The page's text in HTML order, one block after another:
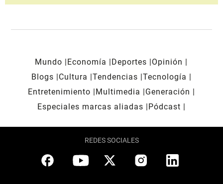
Mundo Economía Deportes
Opinión
Blogs
Cultura Tendencias Tecnología
Entretenimiento
Multimedia
Generación
Especiales marcas aliadas
Pódcast
REDES SOCIALES